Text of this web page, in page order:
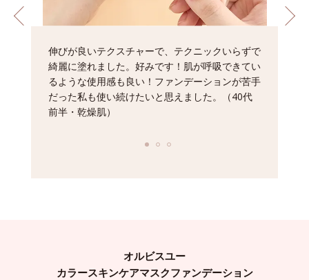
伸びが良いテクスチャーで、テクニックいらずで
綺麗に塗れました。好みです！肌が呼吸できてい
るような使用感も良い！ファンデーションが苦手
だった私も使い続けたいと思えました。（40代
前半・乾燥肌）
オルビスユー
カラースキンケアマスクファンデーション